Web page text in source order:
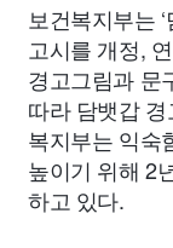
보건복지부는
고시를 개정,
경고그림과 문
따라 담뱃갑
복지부는 익숙
높이기 위해 2
하고 있다.